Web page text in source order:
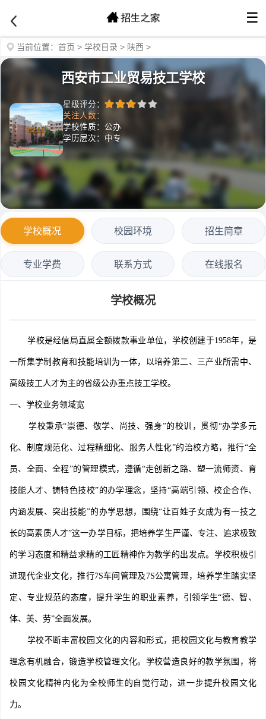
☰
当前位置： 首页 > 学校目录 > 陕西 >
西安市工业贸易技工学校
星级评分：
关注人数：
学校性质：公办
学历层次：中专
学校概况 校园环境 招生简章
专业学费 联系方式 在线报名
学校概况
学校是经信局直属全额拨款事业单位，学校创建于1958年，是
一所集学制教育和技能培训为一体，以培养第二、三产业所需中、
高级技工人才为主的省级公办重点技工学校。
一、学校业务领域宽
学校秉承“崇德、敬学、尚技、强身”的校训，贯彻“办学多元
化、制度规范化、过程精细化、服务人性化”的治校方略，推行“全
员、全面、全程”的管理模式，遵循“走创新之路、塑一流师资、育
技能人才、铸特色技校”的办学理念，坚持“高端引领、校企合作、
内涵发展、突出技能”的办学思想，围绕“让百姓子女成为有一技之
长的高素质人才”这一办学目标，把培养学生严谨、专注、追求极致
的学习态度和精益求精的工匠精神作为教学的出发点。学校积极引
进现代企业文化，推行7S车间管理及7S公寓管理，培养学生踏实坚
定、专业规范的态度，提升学生的职业素养，引领学生“德、智、
体、美、劳”全面发展。
学校不断丰富校园文化的内容和形式，把校园文化与教育教学
理念有机融合，锻造学校管理文化。学校营造良好的教学氛围，将
校园文化精神内化为全校师生的自觉行动，进一步提升校园文化
力。